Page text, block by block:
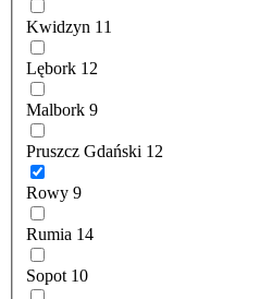
Kwidzyn 11
Lębork 12
Malbork 9
Pruszcz Gdański 12
Rowy 9
Rumia 14
Sopot 10